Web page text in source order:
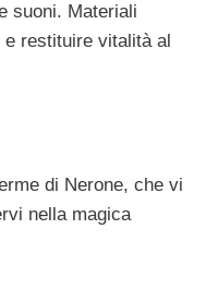
suoni. Materiali
restituire vitalità al
di Nerone, che vi
nella magica